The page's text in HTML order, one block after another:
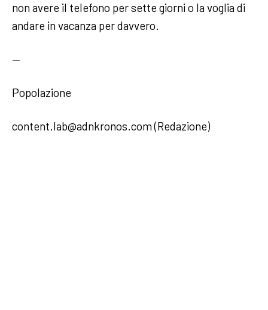
non avere il telefono per sette giorni o la voglia di
andare in vacanza per davvero.
—
Popolazione
content.lab@adnkronos.com (Redazione)